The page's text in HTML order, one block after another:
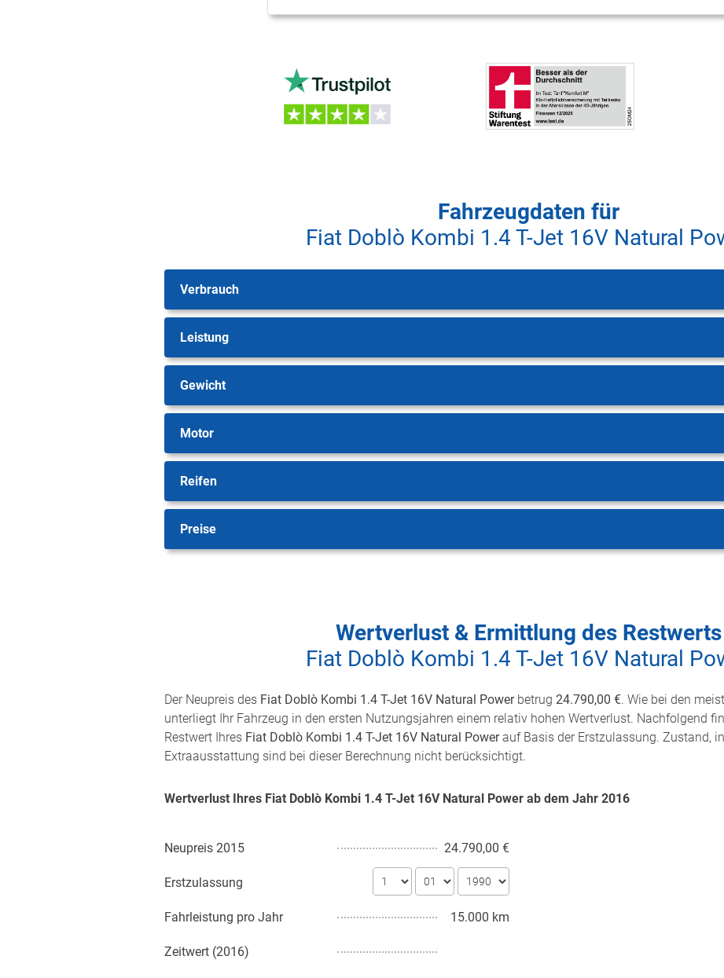
Fahrzeugdaten für
Fiat Doblò Kombi 1.4 T-Jet 16V Natural
Verbrauch
Leistung
Gewicht
Motor
Reifen
Preise
Wertverlust & Ermittlung des Restwerts
Fiat Doblò Kombi 1.4 T-Jet 16V Natural
Der Neupreis des Fiat Doblò Kombi 1.4 T-Jet 16V Natural Powerbetrug 24.790,00 €. Wie bei den
unterliegt Ihr Fahrzeug in den ersten Nutzungsjahren einem relativ hohen Wertverlust. Nachfolgend
Restwert Ihres Fiat Doblò Kombi 1.4 T-Jet 16V Natural Powerauf Basis der Erstzulassung. Zustand,
Extraausstattung sind bei dieser Berechnung nicht berücksichtigt.
Wertverlust Ihres Fiat Doblò Kombi 1.4 T-Jet 16V Natural Power ab dem Jahr 2016
Neupreis 2015 24.790,00 €
Erstzulassung
Fahrleistung pro Jahr 15.000 km
Zeitwert (2016)